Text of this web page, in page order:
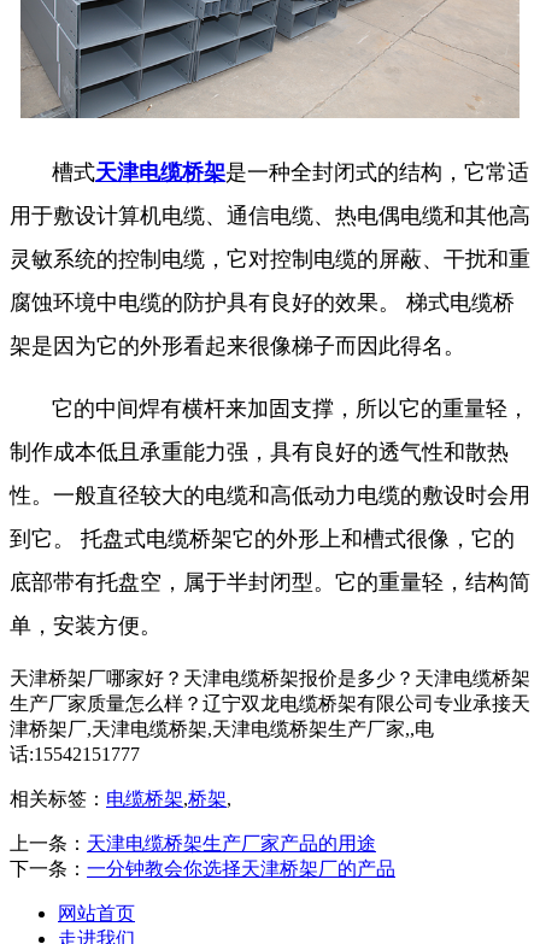
槽式天津电缆桥架是一种全封闭式的结构，它常适
用于敷设计算机电缆、通信电缆、热电偶电缆和其他高
灵敏系统的控制电缆，它对控制电缆的屏蔽、干扰和重
腐蚀环境中电缆的防护具有良好的效果。 梯式电缆桥
架是因为它的外形看起来很像梯子而因此得名。
它的中间焊有横杆来加固支撑，所以它的重量轻，
制作成本低且承重能力强，具有良好的透气性和散热
性。一般直径较大的电缆和高低动力电缆的敷设时会用
到它。 托盘式电缆桥架它的外形上和槽式很像，它的
底部带有托盘空，属于半封闭型。它的重量轻，结构简
单，安装方便。
天津桥架厂哪家好？天津电缆桥架报价是多少？天津电缆桥架
生产厂家质量怎么样？辽宁双龙电缆桥架有限公司专业承接天
津桥架厂,天津电缆桥架,天津电缆桥架生产厂家,,电
话:15542151777
相关标签： 电缆桥架,桥架,
上一条： 天津电缆桥架生产厂家产品的用途
下一条： 一分钟教会你选择天津桥架厂的产品
网站首页
走进我们